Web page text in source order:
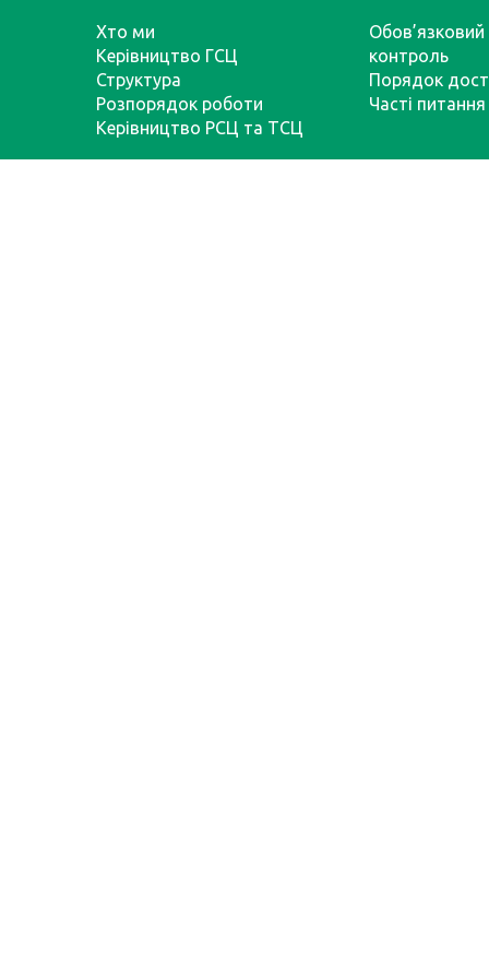
Хто ми
Керівництво ГСЦ
Структура
Розпорядок роботи
Керівництво РСЦ та ТСЦ
Обов’язковий
контроль
Порядок
Часті питання